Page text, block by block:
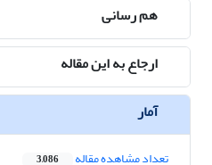
هم رسانی
ارجاع به این مقاله
آمار
تعداد مشاهده مقاله 3,086